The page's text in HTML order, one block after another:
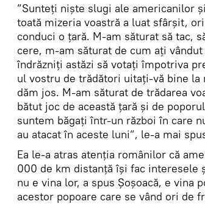
”Sunteți niște slugi ale americanilor
toată mizeria voastră a luat sfârșit,
conduci o țară. M-am săturat să tac,
cere, m-am săturat de cum ați
îndrăzniți astăzi să votați împotriva
ul vostru de trădători uitați-vă bine la
dăm jos. M-am săturat de trădarea
bătut joc de această țară și de
suntem băgați într-un război în care
au atacat în aceste luni”, le-a mai
Ea le-a atras atenția românilor că
000 de km distanță își fac interesele
nu e vina lor, a spus Șoșoacă, e vina
acestor popoare care se vând ori de